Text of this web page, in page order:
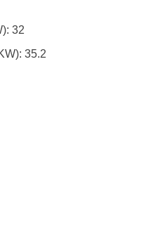
32
35.2